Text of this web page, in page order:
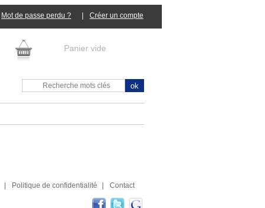
Mot de passe perdu ?
Panier vide
Politique de confidentialité Contact